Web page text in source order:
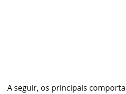
A seguir, os principais